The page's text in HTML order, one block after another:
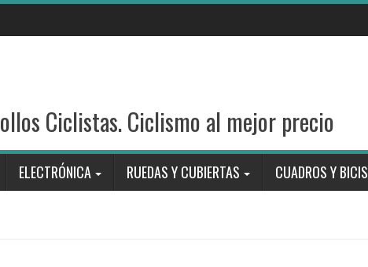
Ciclistas. Ciclismo al mejor precio
ELECTRÓNICA RUEDAS Y CUBIERTAS CUADROS Y BICIS